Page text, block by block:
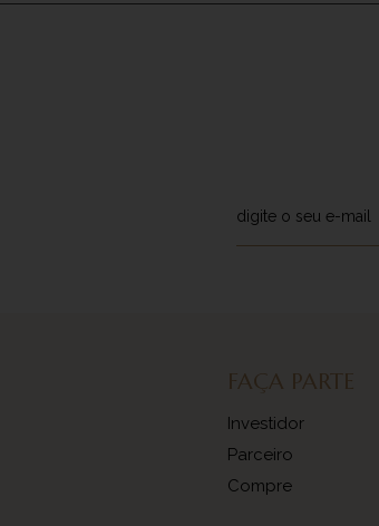
FAÇA PARTE
Investidor
Parceiro
Compre